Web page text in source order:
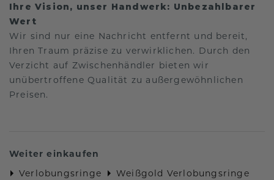
Ihre Vision, unser Handwerk: Unbezahlbarer
Wert
Wir sind nur eine Nachricht entfernt und bereit,
Ihren Traum präzise zu verwirklichen. Durch den
Verzicht auf Zwischenhändler bieten wir
unübertroffene Qualität zu außergewöhnlichen
Preisen.
Weiter einkaufen
Verlobungsringe
Weißgold Verlobungsringe